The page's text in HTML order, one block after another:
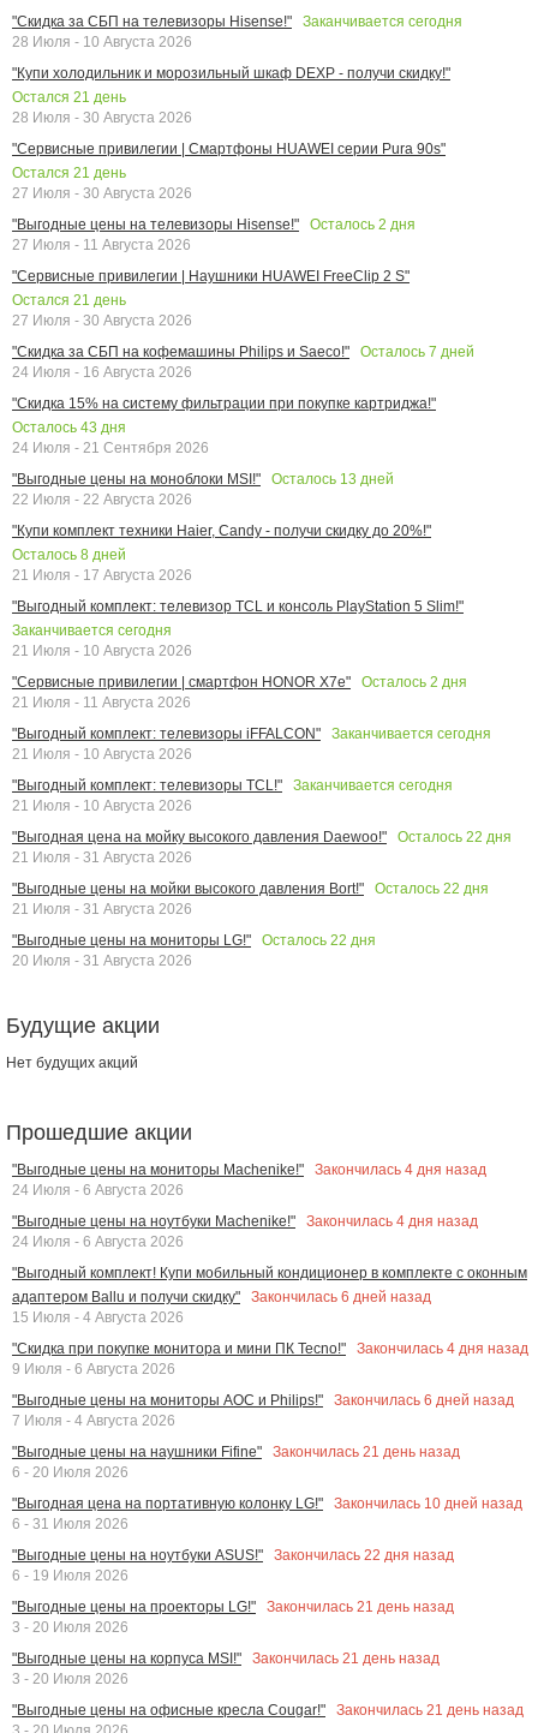
"Скидка за СБП на телевизоры Hisense!"
Заканчивается сегодня
28 Июля - 10 Августа 2026
"Купи холодильник и морозильный шкаф DEXP - получи скидку!"
Остался 21 день
28 Июля - 30 Августа 2026
"Сервисные привилегии | Смартфоны HUAWEI серии Pura 90s"
Остался 21 день
27 Июля - 30 Августа 2026
"Выгодные цены на телевизоры Hisense!"
Осталось 2 дня
27 Июля - 11 Августа 2026
"Сервисные привилегии | Наушники HUAWEI FreeClip 2 S"
Остался 21 день
27 Июля - 30 Августа 2026
"Скидка за СБП на кофемашины Philips и Saeco!"
Осталось 7 дней
24 Июля - 16 Августа 2026
"Скидка 15% на систему фильтрации при покупке картриджа!"
Осталось 43 дня
24 Июля - 21 Сентября 2026
"Выгодные цены на моноблоки MSI!"
Осталось 13 дней
22 Июля - 22 Августа 2026
"Купи комплект техники Haier, Candy - получи скидку до 20%!"
Осталось 8 дней
21 Июля - 17 Августа 2026
"Выгодный комплект: телевизор TCL и консоль PlayStation 5 Slim!"
Заканчивается сегодня
21 Июля - 10 Августа 2026
"Сервисные привилегии | смартфон HONOR X7e"
Осталось 2 дня
21 Июля - 11 Августа 2026
"Выгодный комплект: телевизоры iFFALCON"
Заканчивается сегодня
21 Июля - 10 Августа 2026
"Выгодный комплект: телевизоры TCL!"
Заканчивается сегодня
21 Июля - 10 Августа 2026
"Выгодная цена на мойку высокого давления Daewoo!"
Осталось 22 дня
21 Июля - 31 Августа 2026
"Выгодные цены на мойки высокого давления Bort!"
Осталось 22 дня
21 Июля - 31 Августа 2026
"Выгодные цены на мониторы LG!"
Осталось 22 дня
20 Июля - 31 Августа 2026
Будущие акции
Нет будущих акций
Прошедшие акции
"Выгодные цены на мониторы Machenike!" Закончилась 4 дня назад
24 Июля - 6 Августа 2026
"Выгодные цены на ноутбуки Machenike!"
Закончилась 4 дня назад
24 Июля - 6 Августа 2026
"Выгодный комплект! Купи мобильный кондиционер в комплекте с оконным
адаптером Ballu и получи скидку"
Закончилась 6 дней назад
15 Июля - 4 Августа 2026
"Скидка при покупке монитора и мини ПК Tecno!"
Закончилась 4 дня назад
9 Июля - 6 Августа 2026
"Выгодные цены на мониторы AOC и Philips!"
Закончилась 6 дней назад
7 Июля - 4 Августа 2026
"Выгодные цены на наушники Fifine"
Закончилась 21 день назад
6 - 20 Июля 2026
"Выгодная цена на портативную колонку LG!"
Закончилась 10 дней назад
6 - 31 Июля 2026
"Выгодные цены на ноутбуки ASUS!"
Закончилась 22 дня назад
6 - 19 Июля 2026
"Выгодные цены на проекторы LG!"
Закончилась 21 день назад
3 - 20 Июля 2026
"Выгодные цены на корпуса MSI!"
Закончилась 21 день назад
3 - 20 Июля 2026
"Выгодные цены на офисные кресла Cougar!"
Закончилась 21 день назад